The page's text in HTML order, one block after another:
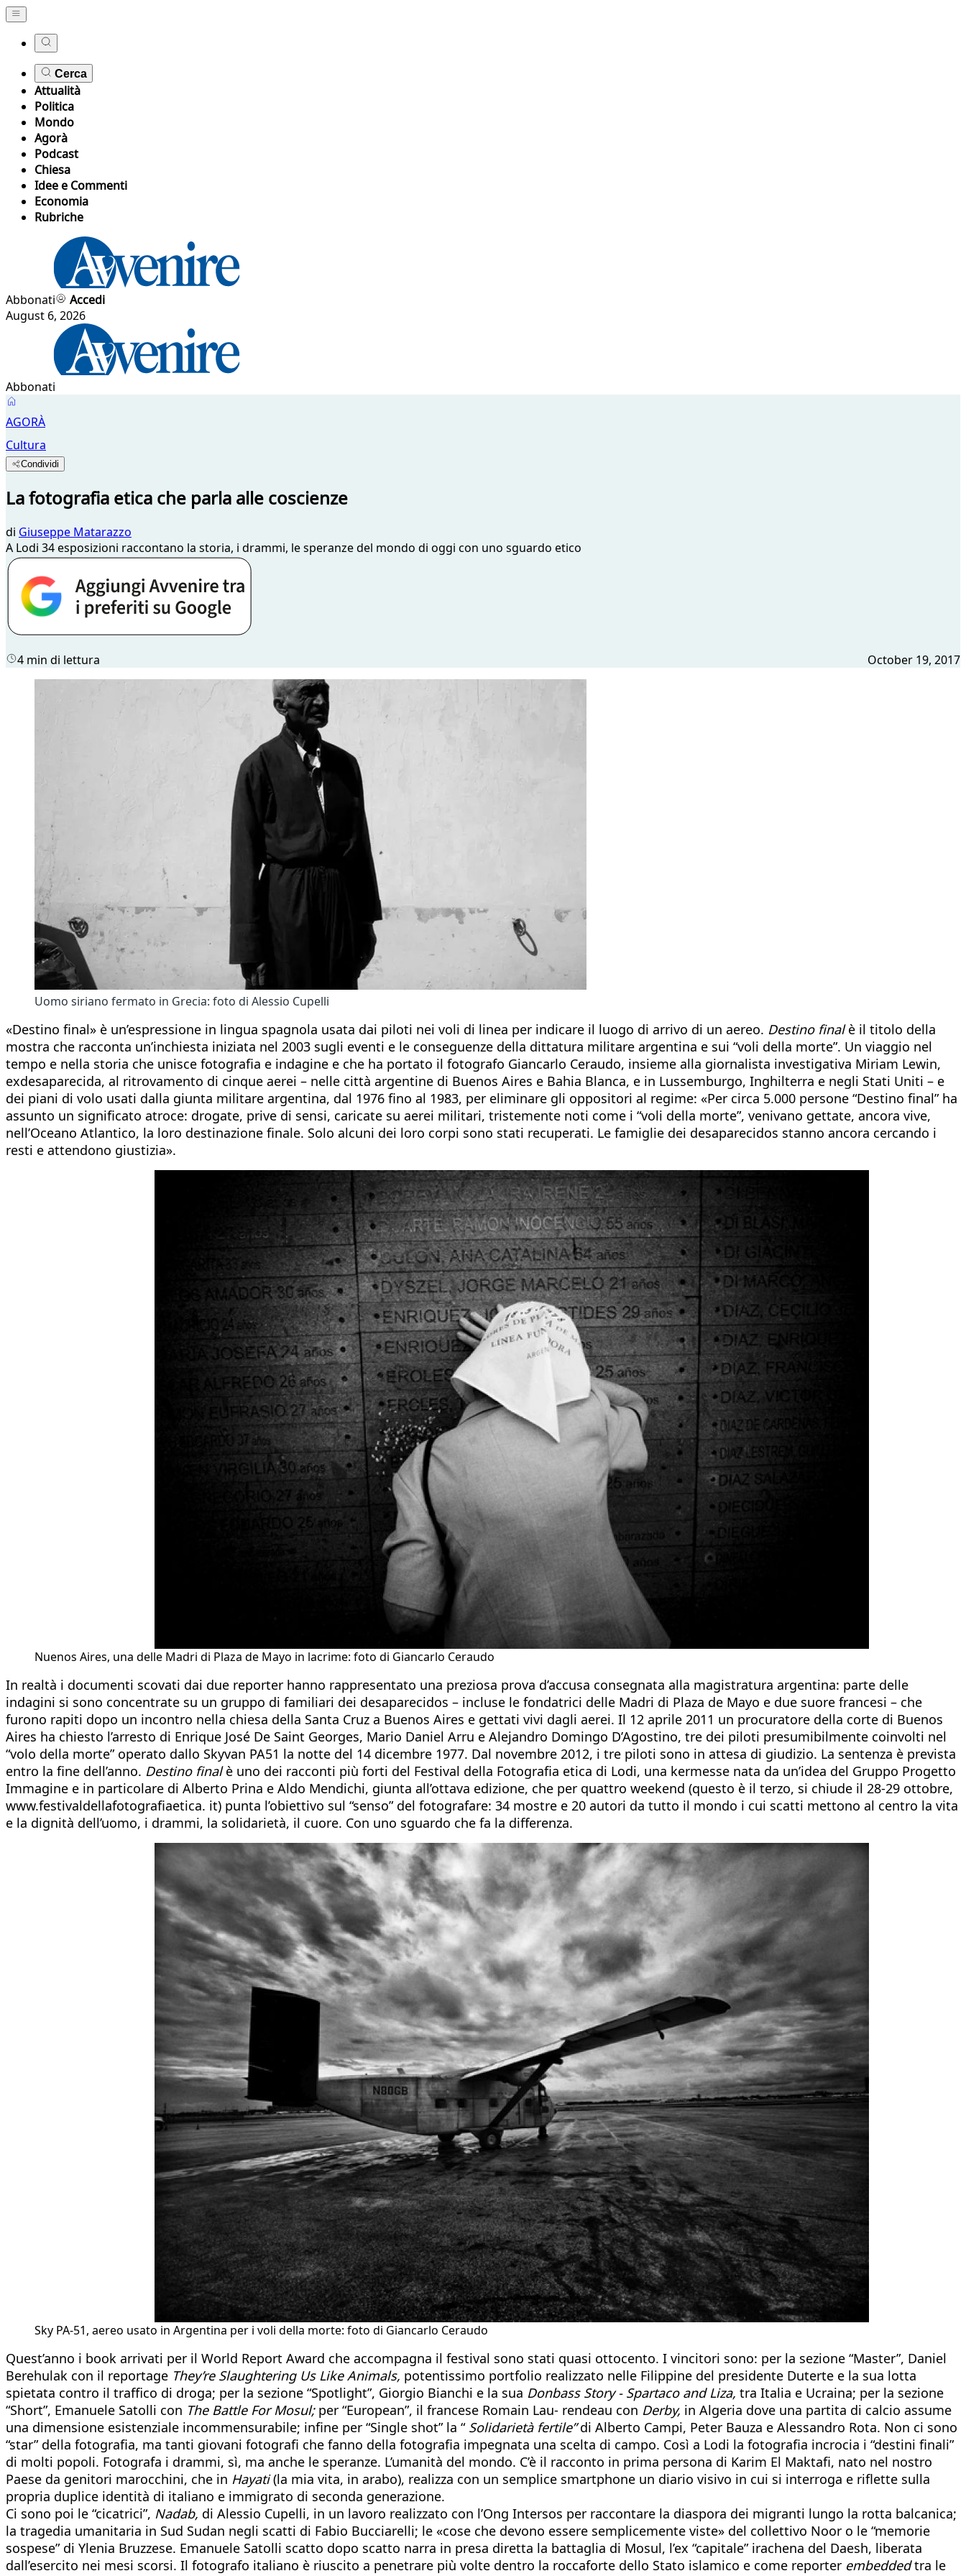
Cerca
Attualità
Politica
Mondo
Agorà
Podcast
Chiesa
Idee e Commenti
Economia
Rubriche
Abbonati
Accedi
August 6, 2026
Abbonati
AGORÀ
Cultura
Condividi
La fotografia etica che parla alle coscienze
di Giuseppe Matarazzo
A Lodi 34 esposizioni raccontano la storia, i drammi, le speranze del mondo di oggi con uno sguardo etico
4 min di lettura October 19, 2017
Uomo siriano fermato in Grecia: foto di Alessio Cupelli
«Destino final» è un’espressione in lingua spagnola usata dai piloti nei voli di linea per indicare il luogo di arrivo di un aereo. Destino finalè il titolo della
mostra che racconta un’inchiesta iniziata nel 2003 sugli eventi e le conseguenze della dittatura militare argentina e sui “voli della morte”. Un viaggio nel
tempo e nella storia che unisce fotografia e indagine e che ha portato il fotografo Giancarlo Ceraudo, insieme alla giornalista investigativa Miriam Lewin,
exdesaparecida, al ritrovamento di cinque aerei – nelle città argentine di Buenos Aires e Bahia Blanca, e in Lussemburgo, Inghilterra e negli Stati Uniti – e
dei piani di volo usati dalla giunta militare argentina, dal 1976 fino al 1983, per eliminare gli oppositori al regime: «Per circa 5.000 persone “Destino final” ha
assunto un significato atroce: drogate, prive di sensi, caricate su aerei militari, tristemente noti come i “voli della morte”, venivano gettate, ancora vive,
nell’Oceano Atlantico, la loro destinazione finale. Solo alcuni dei loro corpi sono stati recuperati. Le famiglie dei desaparecidos stanno ancora cercando i
resti e attendono giustizia».
Nuenos Aires, una delle Madri di Plaza de Mayo in lacrime: foto di Giancarlo Ceraudo
In realtà i documenti scovati dai due reporter hanno rappresentato una preziosa prova d’accusa consegnata alla magistratura argentina: parte delle
indagini si sono concentrate su un gruppo di familiari dei desaparecidos – incluse le fondatrici delle Madri di Plaza de Mayo e due suore francesi – che
furono rapiti dopo un incontro nella chiesa della Santa Cruz a Buenos Aires e gettati vivi dagli aerei. Il 12 aprile 2011 un procuratore della corte di Buenos
Aires ha chiesto l’arresto di Enrique José De Saint Georges, Mario Daniel Arru e Alejandro Domingo D’Agostino, tre dei piloti presumibilmente coinvolti nel
“volo della morte” operato dallo Skyvan PA51 la notte del 14 dicembre 1977. Dal novembre 2012, i tre piloti sono in attesa di giudizio. La sentenza è prevista
entro la fine dell’anno. Destino finalè uno dei racconti più forti del Festival della Fotografia etica di Lodi, una kermesse nata da un’idea del Gruppo Progetto
Immagine e in particolare di Alberto Prina e Aldo Mendichi, giunta all’ottava edizione, che per quattro weekend (questo è il terzo, si chiude il 28-29 ottobre,
www.festivaldellafotografiaetica. it) punta l’obiettivo sul “senso” del fotografare: 34 mostre e 20 autori da tutto il mondo i cui scatti mettono al centro la vita
e la dignità dell’uomo, i drammi, la solidarietà, il cuore. Con uno sguardo che fa la differenza.
Sky PA-51, aereo usato in Argentina per i voli della morte: foto di Giancarlo Ceraudo
Quest’anno i book arrivati per il World Report Award che accompagna il festival sono stati quasi ottocento. I vincitori sono: per la sezione “Master”, Daniel
Berehulak con il reportage They’re Slaughtering Us Like Animals, potentissimo portfolio realizzato nelle Filippine del presidente Duterte e la sua lotta
spietata contro il traffico di droga; per la sezione “Spotlight”, Giorgio Bianchi e la sua Donbass Story - Spartaco and Liza, tra Italia e Ucraina; per la sezione
“Short”, Emanuele Satolli con The Battle For Mosul;per “European”, il francese Romain Lau- rendeau con Derby, in Algeria dove una partita di calcio assume
una dimensione esistenziale incommensurabile; infine per “Single shot” la “ Solidarietà fertile”di Alberto Campi, Peter Bauza e Alessandro Rota. Non ci sono
“star” della fotografia, ma tanti giovani fotografi che fanno della fotografia impegnata una scelta di campo. Così a Lodi la fotografia incrocia i “destini finali”
di molti popoli. Fotografa i drammi, sì, ma anche le speranze. L’umanità del mondo. C’è il racconto in prima persona di Karim El Maktafi, nato nel nostro
Paese da genitori marocchini, che in Hayati(la mia vita, in arabo), realizza con un semplice smartphone un diario visivo in cui si interroga e riflette sulla
propria duplice identità di italiano e immigrato di seconda generazione.
Ci sono poi le “cicatrici”, Nadab, di Alessio Cupelli, in un lavoro realizzato con l’Ong Intersos per raccontare la diaspora dei migranti lungo la rotta balcanica;
la tragedia umanitaria in Sud Sudan negli scatti di Fabio Bucciarelli; le «cose che devono essere semplicemente viste» del collettivo Noor o le “memorie
sospese” di Ylenia Bruzzese. Emanuele Satolli scatto dopo scatto narra in presa diretta la battaglia di Mosul, l’ex “capitale” irachena del Daesh, liberata
dall’esercito nei mesi scorsi. Il fotografo italiano è riuscito a penetrare più volte dentro la roccaforte dello Stato islamico e come reporter embeddedtra le